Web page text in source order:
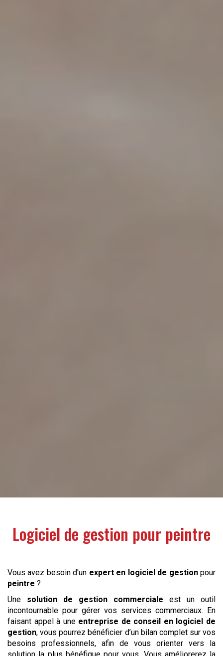
Logiciel de gestion pour peintre
Vous avez besoin d'un expert en logiciel de gestionpour
peintre ?
Une solution de gestion commerciale est un outil
incontournable pour gérer vos services commerciaux. En
faisant appel à une entreprise de conseil en logiciel de
gestion, vous pourrez bénéficier d’un bilan complet sur vos
besoins professionnels, afin de vous orienter vers la